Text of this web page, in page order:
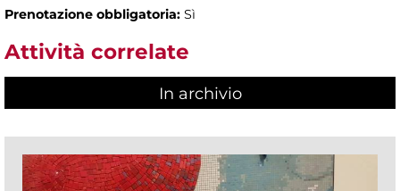
Prenotazione obbligatoria: Sì
Attività correlate
In archivio